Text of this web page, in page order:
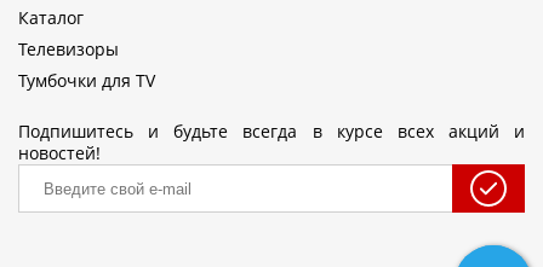
Каталог
Телевизоры
Тумбочки для TV
Подпишитесь и будьте всегда в курсе всех акций и
новостей!